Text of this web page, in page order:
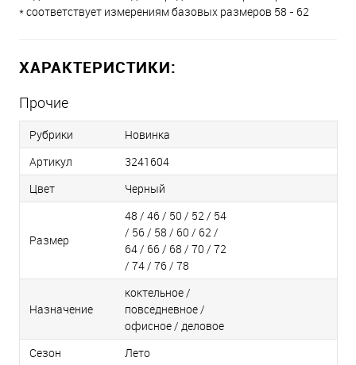
* соответствует измерениям базовых размеров 58 - 62
ХАРАКТЕРИСТИКИ:
Прочие
Рубрики
Новинка
Артикул
3241604
Цвет
Черный
Размер
48 / 46 / 50 / 52 / 54
/ 56 / 58 / 60 / 62 /
64 / 66 / 68 / 70 / 72
/ 74 / 76 / 78
Назначение
коктельное /
повседневное /
офисное / деловое
Сезон
Лето